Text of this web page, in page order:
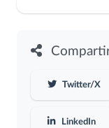
Twitter/X
LinkedIn